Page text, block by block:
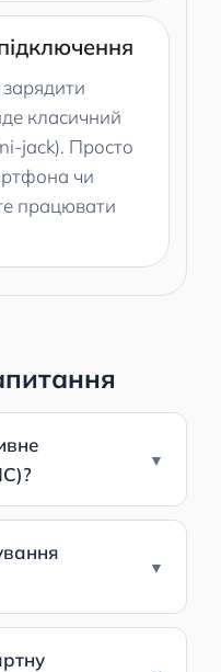
класичний
jack). Просто
чи
працювати